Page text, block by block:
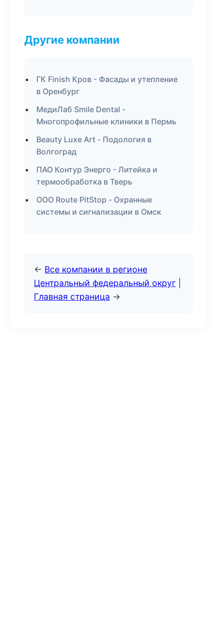
Другие компании
ГК Finish Кров - Фасады и утепление
в Оренбург
МедиЛаб Smile Dental -
Многопрофильные клиники в Пермь
Beauty Luxe Art - Подология в
Волгоград
ПАО Контур Энерго - Литейка и
термообработка в Тверь
ООО Route PitStop - Охранные
системы и сигнализации в Омск
← Все компании в регионе
Центральный федеральный округ
Главная страница →